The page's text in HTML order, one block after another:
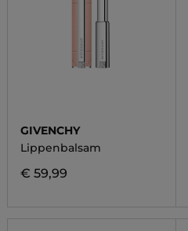
GIVENCHY
Lippenbalsam
€ 59,99